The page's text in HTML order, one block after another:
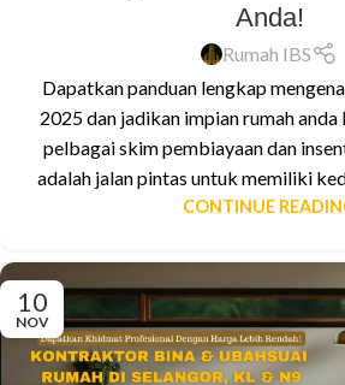
Anda!
Rumah IBS
Dapatkan panduan lengkap
2025 dan jadikan impian rumah
pelbagai skim pembiayaan dan
adalah jalan pintas untuk memiliki
CONTINUE
10
NOV